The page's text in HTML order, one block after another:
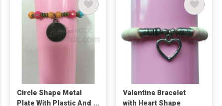
Circle Shape Metal
Plate With Plastic And
Valentine Bracelet
with Heart Shape